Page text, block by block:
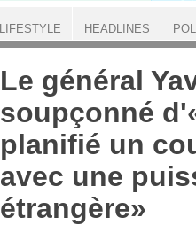
Le général
soupçonné
planifié un
avec une
étrangère»
LIFESTYLE HEADLINES